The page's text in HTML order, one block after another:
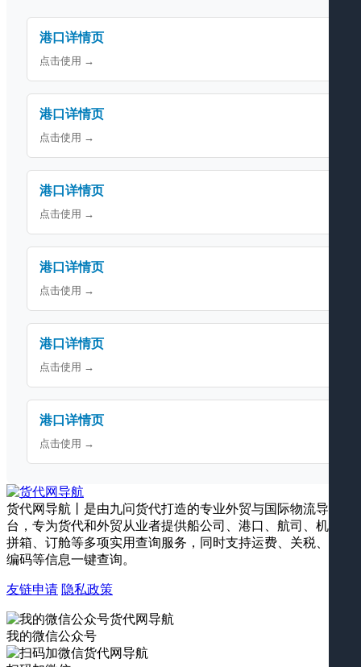
港口详情页
点击使用 →
港口详情页
点击使用 →
港口详情页
点击使用 →
港口详情页
点击使用 →
港口详情页
点击使用 →
港口详情页
点击使用 →
货代网导航丨是由九问货代打造的专业外贸与国际物流导航平
台，专为货代和外贸从业者提供船公司、港口、航司、机场、
拼箱、订舱等多项实用查询服务，同时支持运费、关税、海关
编码等信息一键查询。
友链申请 隐私政策
我的微信公众号